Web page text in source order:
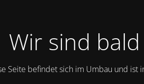
Wir sind
Seite befindet sich im Umbau und ist